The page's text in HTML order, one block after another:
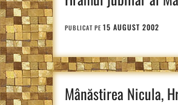
PUBLICAT PE 15 AUGUST 2002
Mânăstirea Nicula,